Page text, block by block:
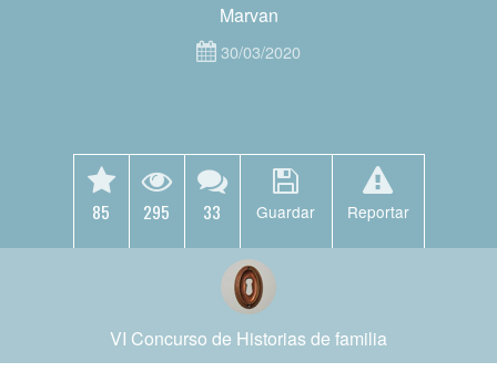
Marvan
30/03/2020
85 295 33 Guardar Reportar
VI Concurso de Historias de familia